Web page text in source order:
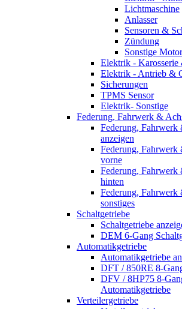
Lichtmaschine
Anlasser
Sensoren &
Zündung
Sonstige
Elektrik - Karosserie
Elektrik - Antrieb &
Sicherungen
TPMS Sensor
Elektrik- Sonstige
Federung, Fahrwerk &
Federung, Fahrwerk
anzeigen
Federung, Fahrwerk
vorne
Federung, Fahrwerk
hinten
Federung, Fahrwerk
sonstiges
Schaltgetriebe
Schaltgetriebe
DEM 6-Gang
Automatikgetriebe
Automatikgetriebe
DFT / 850RE 8-
DFV / 8HP75 8-
Automatikgetriebe
Verteilergetriebe